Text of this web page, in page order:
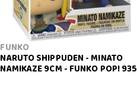
FUNKO
NARUTO SHIPPUDEN - MINATO
NAMIKAZE 9CM - FUNKO POP! 935